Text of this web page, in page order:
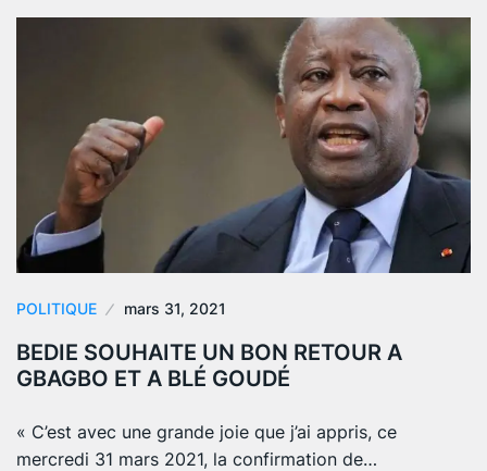
POLITIQUE mars 31, 2021
BEDIE SOUHAITE UN BON RETOUR A
GBAGBO ET A BLÉ GOUDÉ
« C’est avec une grande joie que j’ai appris, ce
mercredi 31 mars 2021, la confirmation de…